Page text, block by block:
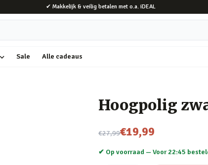
✔ Makkelijk & veilig betalen met o.a. iDEAL
Sale Alle cadeaus
Hoogpolig
€27,99
Nu voor€19,99
✔ Op voorraad —Voor 22:45